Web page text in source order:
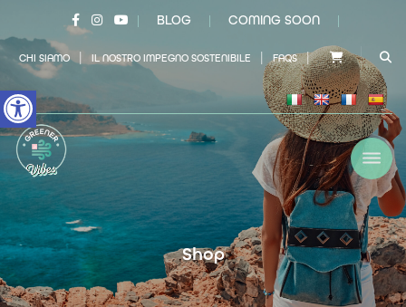
Open toolbar
BLOG COMING SOON
CHI SIAMO IL NOSTRO IMPEGNO SOSTENIBILE FAQS |
Shop